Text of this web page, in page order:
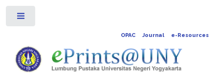
OPAC Journal e-Resources